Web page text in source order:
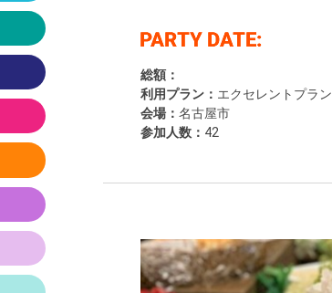
総額：
利用プラン： エクセレントプラン
会場： 名古屋市
参加人数： 42